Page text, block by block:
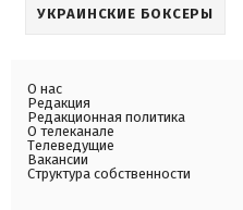
УКРАИНСКИЕ БОКСЕРЫ
О нас
Редакция
Редакционная политика
О телеканале
Телеведущие
Вакансии
Структура собственности